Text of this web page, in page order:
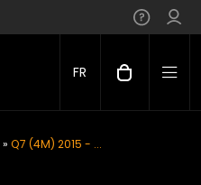
FR
» Q7 (4M) 2015 - ...